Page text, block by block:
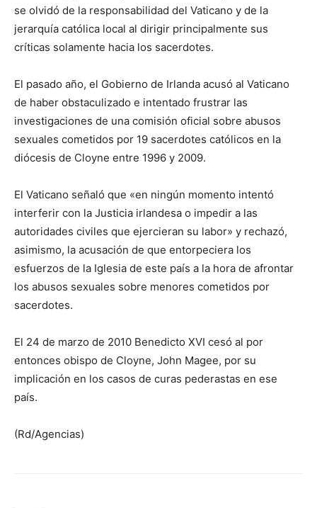
se olvidó de la responsabilidad del Vaticano y de la
jerarquía católica local al dirigir principalmente sus
críticas solamente hacia los sacerdotes.
El pasado año, el Gobierno de Irlanda acusó al Vaticano
de haber obstaculizado e intentado frustrar las
investigaciones de una comisión oficial sobre abusos
sexuales cometidos por 19 sacerdotes católicos en la
diócesis de Cloyne entre 1996 y 2009.
El Vaticano señaló que «en ningún momento intentó
interferir con la Justicia irlandesa o impedir a las
autoridades civiles que ejercieran su labor» y rechazó,
asimismo, la acusación de que entorpeciera los
esfuerzos de la Iglesia de este país a la hora de afrontar
los abusos sexuales sobre menores cometidos por
sacerdotes.
El 24 de marzo de 2010 Benedicto XVI cesó al por
entonces obispo de Cloyne, John Magee, por su
implicación en los casos de curas pederastas en ese
país.
(Rd/Agencias)